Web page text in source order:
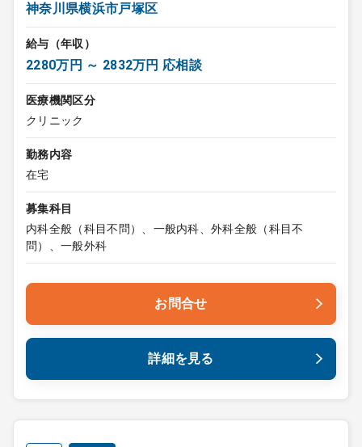
神奈川県横浜市戸塚区
給与（年収）
2280万円 ～ 2832万円 応相談
医療機関区分
クリニック
勤務内容
在宅
募集科目
内科全般（科目不問）、一般内科、外科全般（科目不
問）、一般外科
お問合せ
詳細を見る